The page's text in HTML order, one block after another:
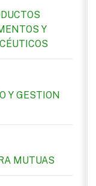
Y
Y GESTION
MUTUAS